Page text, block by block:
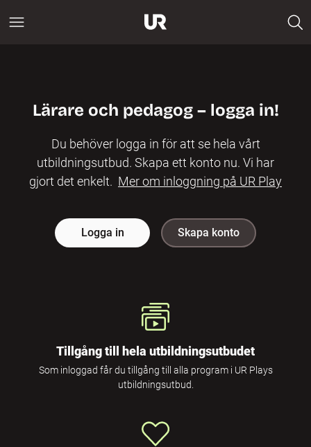
Lärare och pedagog – logga in!
Du behöver logga in för att se hela vårt
utbildningsutbud. Skapa ett konto nu. Vi har
gjort det enkelt. Mer om inloggning på UR Play
Logga in Skapa konto
Tillgång till hela utbildningsutbudet
Som inloggad får du tillgång till alla program i UR Plays
utbildningsutbud.